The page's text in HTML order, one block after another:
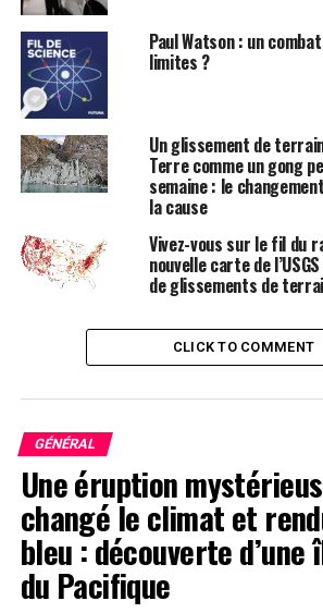
Lorsque ces lacs débordent, ils
inondations
qui peuvent avoir des
sur l’environnement. Les eaux de
les rives, déstabiliser les glaciers et
de glissements de terrain. Selon les
estimations, la contribution des lacs
l’élévation du niveau de la mer
plusieurs centimètres d’ici 2050,
millions de personnes vivant dans les
Statistiques Récentes
Une étude menée par des
Groenland a perdu environ 3 000
a entraîné une élévation du niveau de
7,5 millimètres. Les projections
si les tendances se poursuivent, le
pourrait augmenter de 1 mètre d’ici la
mettant en péril des villes comme
Venise.
Conclusion
Paul Watson : un
limites ?
Un glissement de
Terre comme un gong
semaine : le
la cause
Vivez-vous sur le fil du
nouvelle carte de
de glissements de
CLICK TO COMMENT
GÉNÉRAL
Une éruption
changé le climat et
bleu : découverte
du Pacifique